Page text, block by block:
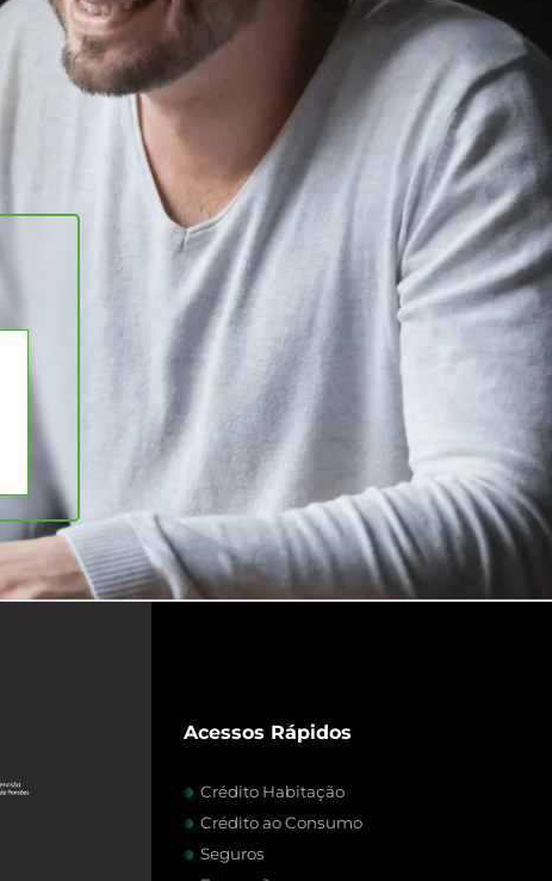
Acessos Rápidos
Crédito Habitação
Crédito ao Consumo
Seguros